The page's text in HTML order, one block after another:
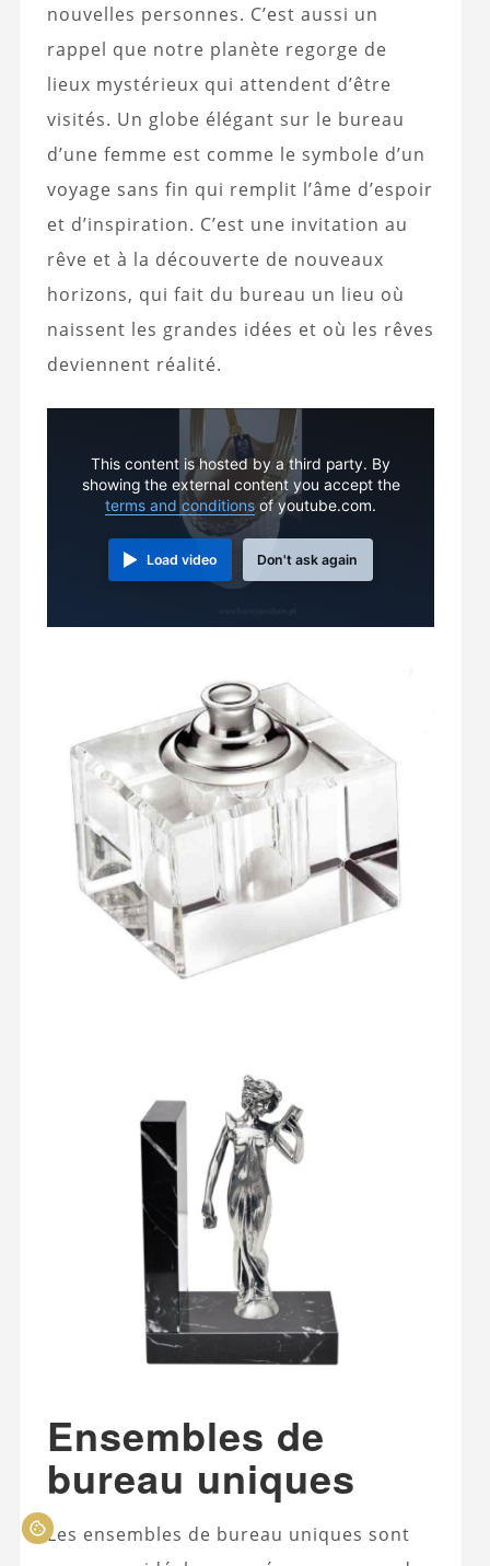
nouvelles personnes. C’est aussi un
rappel que notre planète regorge de
lieux mystérieux qui attendent d’être
visités. Un globe élégant sur le bureau
d’une femme est comme le symbole d’un
voyage sans fin qui remplit l’âme d’espoir
et d’inspiration. C’est une invitation au
rêve et à la découverte de nouveaux
horizons, qui fait du bureau un lieu où
naissent les grandes idées et où les rêves
deviennent réalité.
This content is hosted by a third party. By
showing the external content you accept the
terms and conditions of youtube.com.
Load video Don't ask again
Ensembles de
bureau uniques
Les ensembles de bureau uniques sont